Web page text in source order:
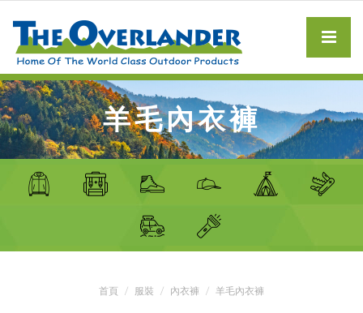
羊毛內衣褲
首頁 服裝 內衣褲 羊毛內衣褲